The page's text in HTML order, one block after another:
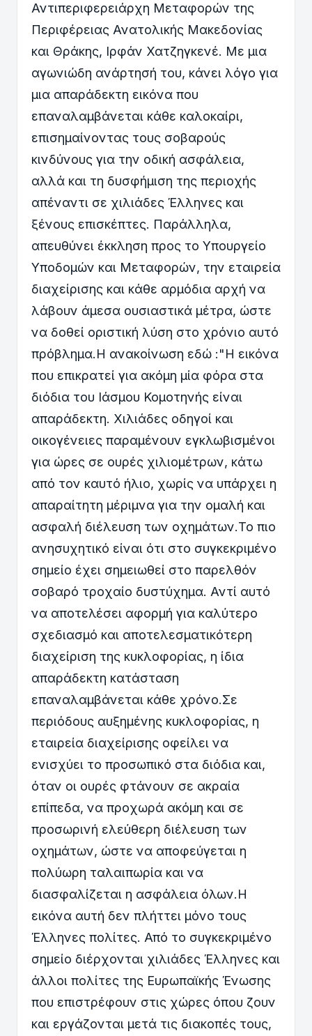
Αντιπεριφερειάρχη Μεταφορών της
Περιφέρειας Ανατολικής Μακεδονίας
και Θράκης, Ιρφάν Χατζηγκενέ. Με μια
αγωνιώδη ανάρτησή του, κάνει λόγο για
μια απαράδεκτη εικόνα που
επαναλαμβάνεται κάθε καλοκαίρι,
επισημαίνοντας τους σοβαρούς
κινδύνους για την οδική ασφάλεια,
αλλά και τη δυσφήμιση της περιοχής
απέναντι σε χιλιάδες Έλληνες και
ξένους επισκέπτες. Παράλληλα,
απευθύνει έκκληση προς το Υπουργείο
Υποδομών και Μεταφορών, την εταιρεία
διαχείρισης και κάθε αρμόδια αρχή να
λάβουν άμεσα ουσιαστικά μέτρα, ώστε
να δοθεί οριστική λύση στο χρόνιο αυτό
πρόβλημα.Η ανακοίνωση εδώ :"Η εικόνα
που επικρατεί για ακόμη μία φόρα στα
διόδια του Ιάσμου Κομοτηνής είναι
απαράδεκτη. Χιλιάδες οδηγοί και
οικογένειες παραμένουν εγκλωβισμένοι
για ώρες σε ουρές χιλιομέτρων, κάτω
από τον καυτό ήλιο, χωρίς να υπάρχει η
απαραίτητη μέριμνα για την ομαλή και
ασφαλή διέλευση των οχημάτων.Το πιο
ανησυχητικό είναι ότι στο συγκεκριμένο
σημείο έχει σημειωθεί στο παρελθόν
σοβαρό τροχαίο δυστύχημα. Αντί αυτό
να αποτελέσει αφορμή για καλύτερο
σχεδιασμό και αποτελεσματικότερη
διαχείριση της κυκλοφορίας, η ίδια
απαράδεκτη κατάσταση
επαναλαμβάνεται κάθε χρόνο.Σε
περιόδους αυξημένης κυκλοφορίας, η
εταιρεία διαχείρισης οφείλει να
ενισχύει το προσωπικό στα διόδια και,
όταν οι ουρές φτάνουν σε ακραία
επίπεδα, να προχωρά ακόμη και σε
προσωρινή ελεύθερη διέλευση των
οχημάτων, ώστε να αποφεύγεται η
πολύωρη ταλαιπωρία και να
διασφαλίζεται η ασφάλεια όλων.Η
εικόνα αυτή δεν πλήττει μόνο τους
Έλληνες πολίτες. Από το συγκεκριμένο
σημείο διέρχονται χιλιάδες Έλληνες και
άλλοι πολίτες της Ευρωπαϊκής Ένωσης
που επιστρέφουν στις χώρες όπου ζουν
και εργάζονται μετά τις διακοπές τους,